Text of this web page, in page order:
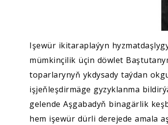
Işewür ikitaraplaýyn
mümkinçilik üçin döwlet
toparlarynyň ykdysady taýdan
işjeňleşdirmäge gyzyklanma
gelende Aşgabadyň binagärlik
hem işewür dürli derejede amala